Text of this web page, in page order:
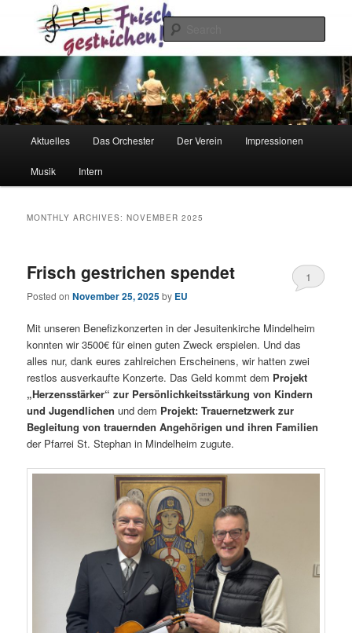
content
secondary
content Frisch gestrichen!
Aktuelles Das Orchester Der Verein Impressionen
Musik Intern
MONTHLY ARCHIVES:NOVEMBER 2025
Frisch gestrichen spendet
Posted onNovember 25, 2025by EU
1
Mit unseren Benefizkonzerten in der Jesuitenkirche Mindelheim
konnten wir 3500€ für einen guten Zweck erspielen. Und das
alles nur, dank eures zahlreichen Erscheinens, wir hatten zwei
restlos ausverkaufte Konzerte. Das Geld kommt dem Projekt
„Herzensstärker“ zur Persönlichkeitsstärkung von Kindern
und Jugendlichen und dem Projekt: Trauernetzwerk zur
Begleitung von trauernden Angehörigen und ihren Familien
der Pfarrei St. Stephan in Mindelheim zugute.